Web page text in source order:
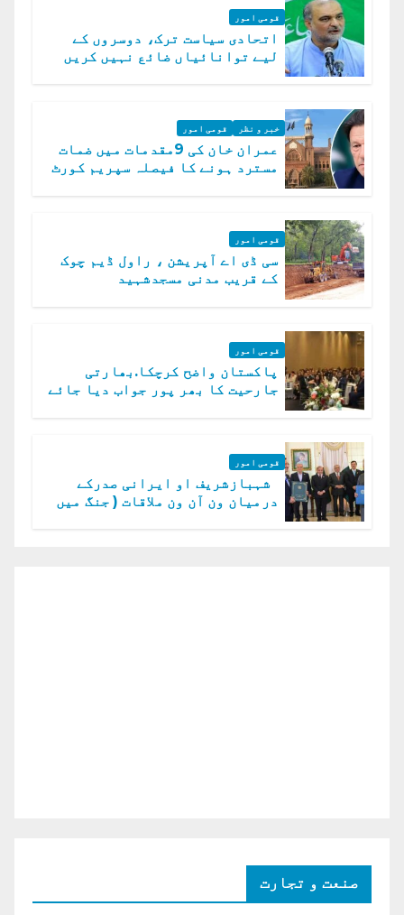
قومی امور
اتحادی سیاست ترک، دوسروں کے
لیے توانائیاں ضائع نہیں کریں
خبر و نظر قومی امور
عمران خان کی 9مقدمات میں ضمات
مسترد ہونے کا فیصلہ سپریم کورٹ
قومی امور
سی ڈی اے آپریشن ، راول ڈیم چوک
کے قریب مدنی مسجدشہید
قومی امور
پاکستان واضح کرچکا.بھارتی
جارحیت کا بھر پور جواب دیا جائے
قومی امور
شہبازشریف او ایرانی صدرکے
درمیان ون آن ون ملاقات ( جنگ میں
صنعت و تجارت